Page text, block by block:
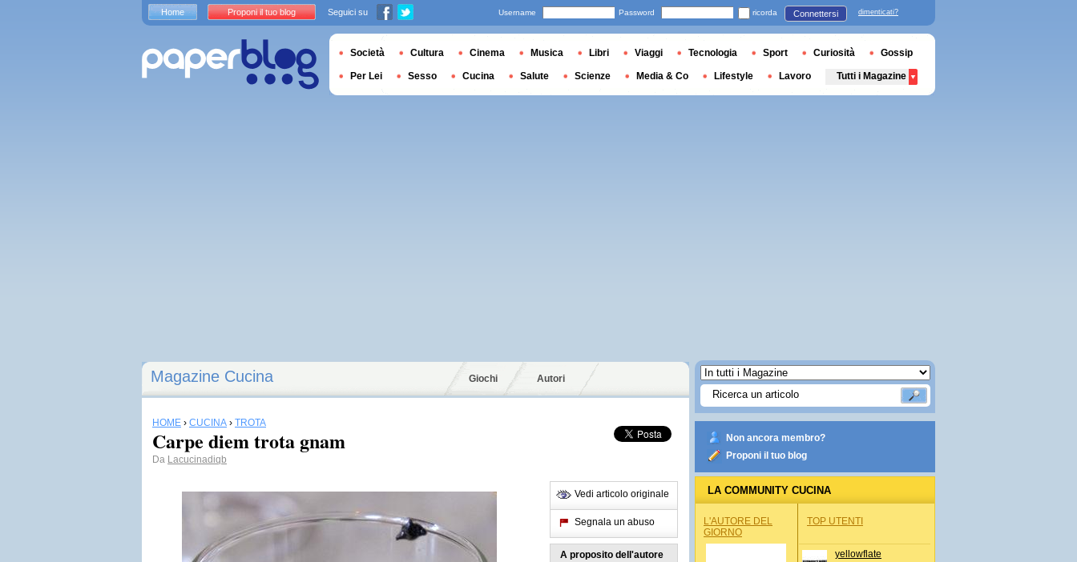
Magazine Cucina Giochi Autori
HOME › CUCINA › TROTA
Carpe diem trota gnam
Da Lacucinadiqb
Vedi articolo originale
Segnala un abuso
A proposito dell'autore
Non ancora membro?
Proponi il tuo blog
LA COMMUNITY CUCINA
L'AUTORE DEL
GIORNO
TOP UTENTI
yellowflate
Home Proponi il tuo blog Seguici su Username Password ricorda Connettersi dimenticati?
Società Cultura Cinema Musica Libri Viaggi Tecnologia Sport Curiosità Gossip
Per Lei Sesso Cucina Salute Scienze Media & Co Lifestyle Lavoro Tutti i Magazine